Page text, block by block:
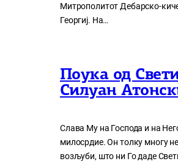
Митрополитот Дебарско-
Георгиј. На…
Поука од
Силуан
Слава Му на Господа и на
милосрдие. Он толку многу нe
возљуби, што ни Го даде